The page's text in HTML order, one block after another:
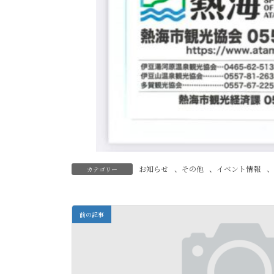
カテゴリー お知らせ 、 その他 、 イベント情報 、
前の記事